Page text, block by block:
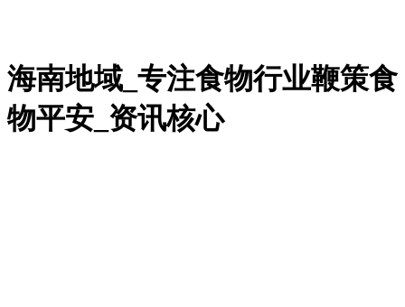
海南地域_专注食物行业鞭策食
物平安_资讯核心